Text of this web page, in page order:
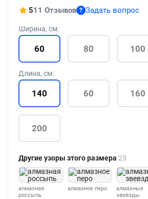
511 Отзывов ? Задать вопрос
Ширина, см:
60 80 100
Длина, см:
140 60 160
200
Другие узоры этого размера 23
алмазная
россыпь
алмазное перо
алмазные
звевзды